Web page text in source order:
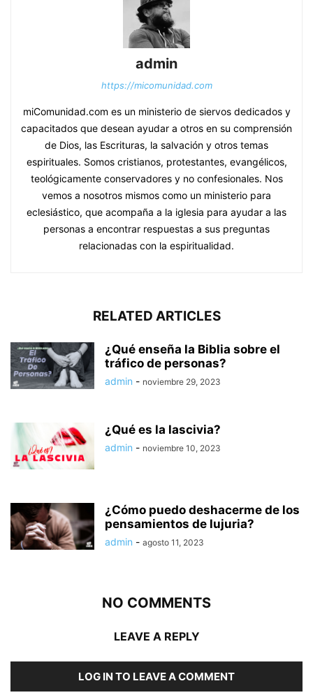
admin
https://micomunidad.com
miComunidad.com es un ministerio de siervos dedicados y
capacitados que desean ayudar a otros en su comprensión
de Dios, las Escrituras, la salvación y otros temas
espirituales. Somos cristianos, protestantes, evangélicos,
teológicamente conservadores y no confesionales. Nos
vemos a nosotros mismos como un ministerio para
eclesiástico, que acompaña a la iglesia para ayudar a las
personas a encontrar respuestas a sus preguntas
relacionadas con la espiritualidad.
RELATED ARTICLES
¿Qué enseña la Biblia sobre el
tráfico de personas?
admin - noviembre 29, 2023
¿Qué es la lascivia?
admin - noviembre 10, 2023
¿Cómo puedo deshacerme de los
pensamientos de lujuria?
admin - agosto 11, 2023
NO COMMENTS
LEAVE A REPLY
LOG IN TO LEAVE A COMMENT